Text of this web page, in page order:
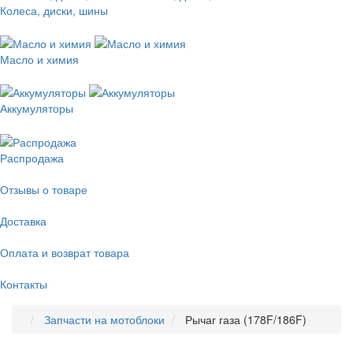
Колеса, диски, шины
Масло и химия
Аккумуляторы
Распродажа
Отзывы о товаре
Доставка
Оплата и возврат товара
Контакты
Запчасти на мотоблоки Рычаг газа (178F/186F)